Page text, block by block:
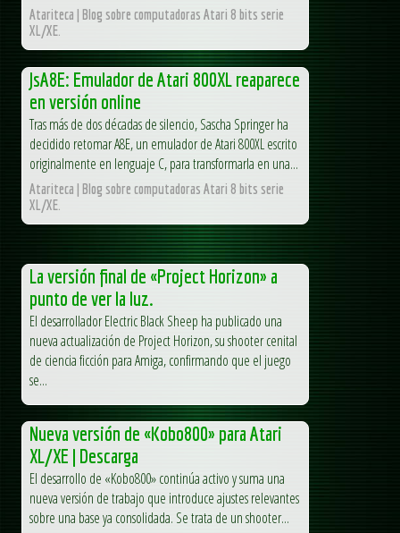
Atariteca | Blog sobre computadoras Atari 8 bits serie
XL/XE.
JsA8E: Emulador de Atari 800XL reaparece
en versión online
Tras más de dos décadas de silencio, Sascha Springer ha
decidido retomar A8E, un emulador de Atari 800XL escrito
originalmente en lenguaje C, para transformarla en una...
Atariteca | Blog sobre computadoras Atari 8 bits serie
XL/XE.
La versión final de «Project Horizon» a
punto de ver la luz.
El desarrollador Electric Black Sheep ha publicado una
nueva actualización de Project Horizon, su shooter cenital
de ciencia ficción para Amiga, confirmando que el juego
se...
Nueva versión de «Kobo800» para Atari
XL/XE | Descarga
El desarrollo de «Kobo800» continúa activo y suma una
nueva versión de trabajo que introduce ajustes relevantes
sobre una base ya consolidada. Se trata de un shooter...